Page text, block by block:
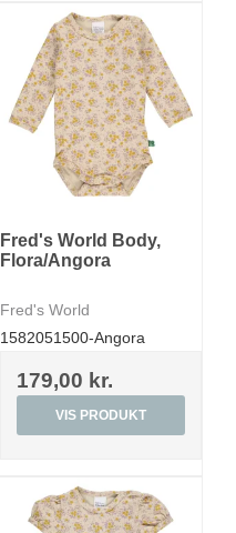
Fred's World Body,
Flora/Angora
Fred's World
1582051500-Angora
179,00 kr.
VIS PRODUKT